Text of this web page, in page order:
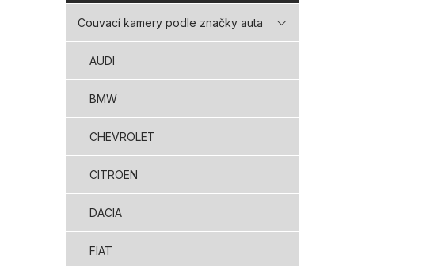
Couvací kamery podle značky auta
AUDI
BMW
CHEVROLET
CITROEN
DACIA
FIAT